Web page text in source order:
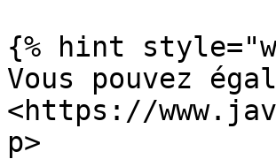
{% hint
Vous pouvez
<https://
p>